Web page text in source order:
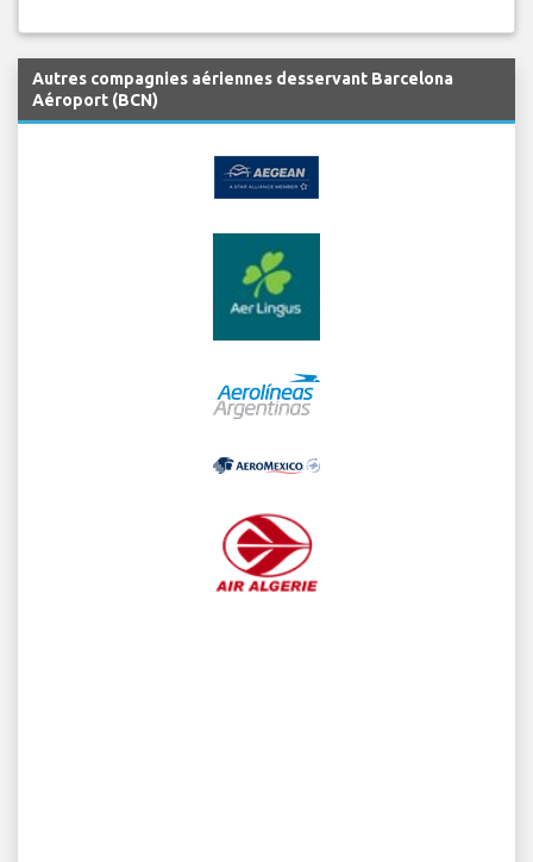
Autres compagnies aériennes desservant Barcelona
Aéroport (BCN)